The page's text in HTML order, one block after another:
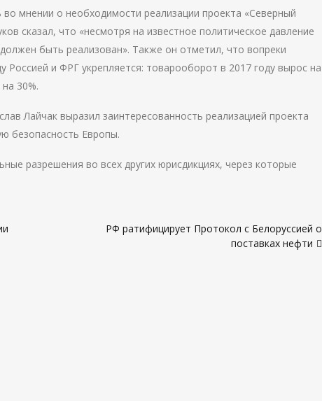
мнении о необходимости реализации проекта «Северный
сказал, что «несмотря на известное политическое давление
быть реализован». Также он отметил, что вопреки
Россией и ФРГ укрепляется: товарооборот в 2017 году вырос на
30%.
Лайчак выразил заинтересованность реализацией проекта
безопасность Европы.
разрешения во всех других юрисдикциях, через которые
РФ ратифицирует Протокол с Белоруссией о
поставках нефти